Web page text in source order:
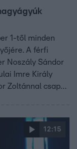
1-től minden
A férfi
Noszály Sándor
Imre Király
Zoltánnal csap
12:15